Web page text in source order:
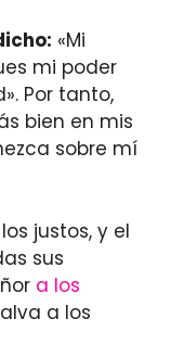
«Mi
mi poder
Por tanto,
bien en mis
sobre mí
justos, y el
sus
a los
a los